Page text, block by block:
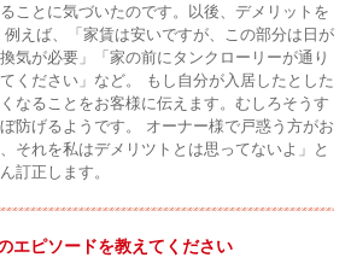
ことに気づいたのです。以後、デメリットを
えば、「家賃は安いですが、この部分は日が
気が必要」「家の前にタンクローリーが通り
ください」など。 もし自分が入居したとした
なることをお客様に伝えます。むしろそうす
防げるようです。 オーナー様で戸惑う方がお
それを私はデメリツトとは思ってないよ」と
訂正します。
エピソードを教えてください